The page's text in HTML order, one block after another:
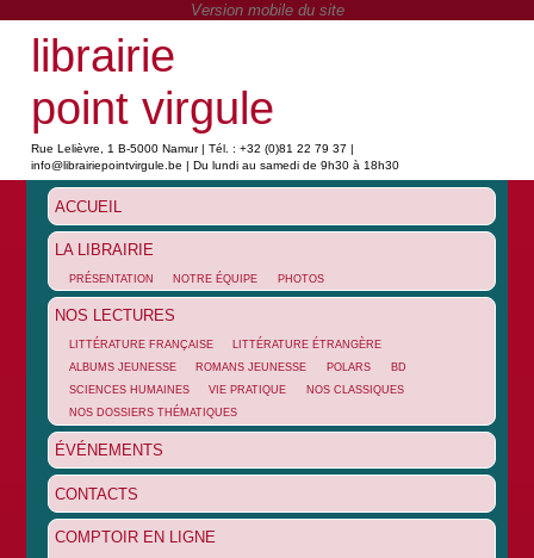
librairie
point virgule
Rue Lelièvre, 1 B-5000 Namur | Tél. : +32 (0)81 22 79 37 |
info@librairiepointvirgule.be | Du lundi au samedi de 9h30 à 18h30
ACCUEIL
LA LIBRAIRIE
PRÉSENTATION NOTRE ÉQUIPE PHOTOS
NOS LECTURES
LITTÉRATURE FRANÇAISE
LITTÉRATURE ÉTRANGÈRE
ALBUMS JEUNESSE
ROMANS JEUNESSE POLARS
BD
SCIENCES HUMAINES
VIE PRATIQUE
NOS CLASSIQUES
NOS DOSSIERS THÉMATIQUES
ÉVÉNEMENTS
CONTACTS
COMPTOIR EN LIGNE